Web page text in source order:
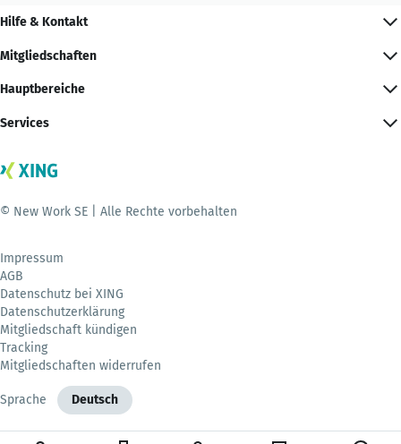
Hilfe & Kontakt
Mitgliedschaften
Hauptbereiche
Services
© New Work SE | Alle Rechte vorbehalten
Impressum
AGB
Datenschutz bei XING
Datenschutzerklärung
Mitgliedschaft kündigen
Tracking
Mitgliedschaften widerrufen
Sprache Deutsch